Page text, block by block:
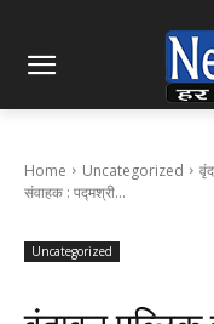
Home Uncategorized
संवाहक : पद्मश्री...
Uncategorized